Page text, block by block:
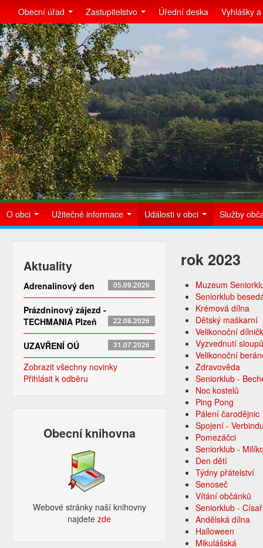
Obecní úřad Zastupitelstvo Úřední deska Vyhlášky
O obci Užitečné informace Události v obci Služby
Aktuality
Adrenalinový den 05.09.2026
Prázdninový zájezd -
TECHMANIA Plzeň
22.08.2026
UZAVŘENÍ OÚ 31.07.2026
Zobrazit všechny novinky
Přihlásit k odběru
Obecní knihovna
Webové stránky naší knihovny
najdetezde​
rok 2023
Muzeum
Seniorklub
Krémová dílna
Dětský maškarní
Velikonoční
Vyzvednutí
Velikonoční
Zdravověda
Seniorklub -
Noc kostelů
Ping Pong
Pálení čarodějnic
Spojení -
Pomezáčci
Seniorklub -
Den dětí
Týdny přátelství
Senoseč
Vítání občánků
Seniorklub -
Andělská dílna
Halloween
Mikulášská